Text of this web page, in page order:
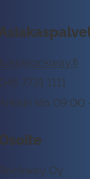
tuki@rockway.fi
Arkisin klo 09:00
045 7731 1111
Osoite
Rockway Oy